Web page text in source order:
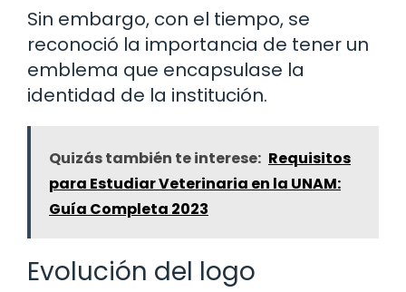
Sin embargo, con el tiempo, se
reconoció la importancia de tener un
emblema que encapsulase la
identidad de la institución.
Quizás también te interese: Requisitos
para Estudiar Veterinaria en la UNAM:
Guía Completa 2023
Evolución del logo